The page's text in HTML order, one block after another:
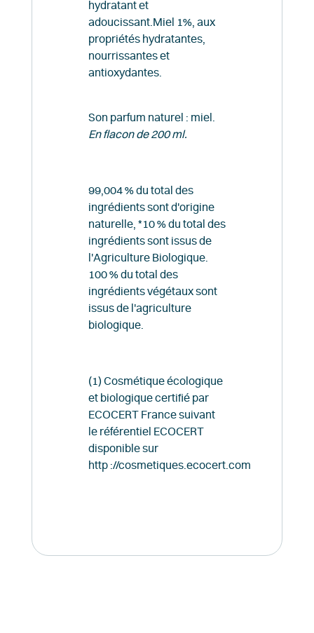
hydratant et
adoucissant.Miel 1%, aux
propriétés hydratantes,
nourrissantes et
antioxydantes.
Son parfum naturel : miel.
En flacon de 200 ml.
99,004 % du total des
ingrédients sont d'origine
naturelle, *10 % du total des
ingrédients sont issus de
l'Agriculture Biologique.
100 % du total des
ingrédients végétaux sont
issus de l'agriculture
biologique.
(1) Cosmétique écologique
et biologique certifié par
ECOCERT France suivant
le référentiel ECOCERT
disponible sur
http ://cosmetiques.ecocert.com